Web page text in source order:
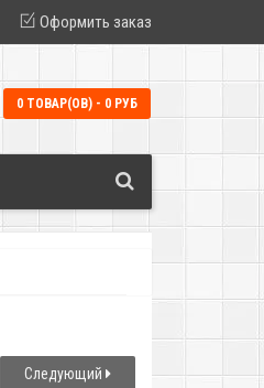
Оформить заказ
0 ТОВАР(ОВ) - 0 РУБ
Следующий